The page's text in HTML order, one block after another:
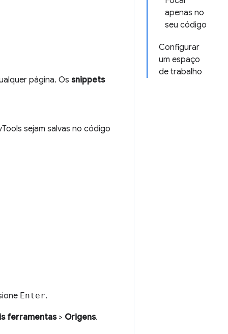
apenas no
seu código
Configurar
um espaço
de trabalho
página. Os snippets
sejam salvas no código
Enter.
ferramentas> Origens.